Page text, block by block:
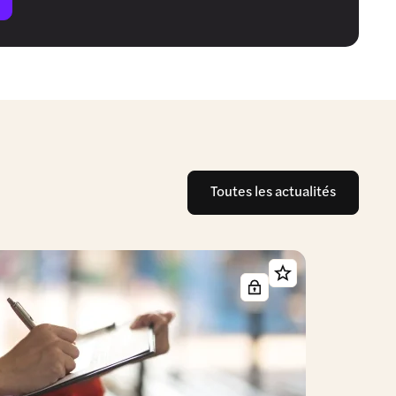
Toutes les actualités